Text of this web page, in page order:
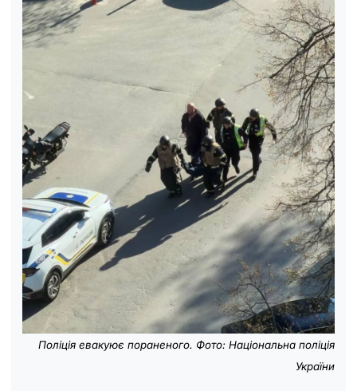
Поліція евакуює пораненого. Фото: Національна поліція
України